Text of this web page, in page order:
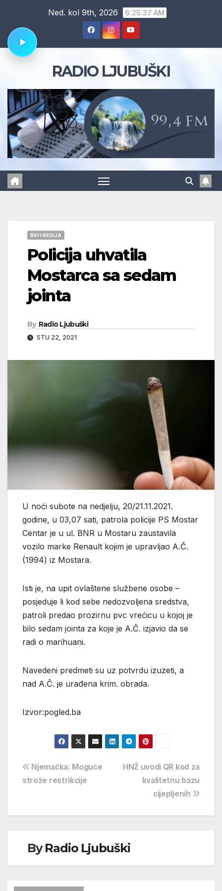
content
Ned. kol 9th, 2026 6:25:38 AM
RADIO LJUBUŠKI
BIH I REGIJA
Policija uhvatila
Mostarca sa sedam
jointa
By Radio Ljubuški
STU 22, 2021
U noći subote na nedjelju, 20/21.11.2021.
godine, u 03,07 sati, patrola policije PS Mostar
Centar je u ul. BNR u Mostaru zaustavila
vozilo marke Renault kojim je upravljao A.Č.
(1994) iz Mostara.
Isti je, na upit ovlaštene službene osobe –
posjeduje li kod sebe nedozvoljena sredstva,
patroli predao prozirnu pvc vrećicu u kojoj je
bilo sedam jointa za koje je A.Č. izjavio da se
radi o marihuani.
Navedeni predmeti su uz potvrdu izuzeti, a
nad A.Č. je urađena krim. obrada.
Izvor:pogled.ba
Navigacija
HNŽ uvodi QR kod za
kvalitetnu bazu
cijepljenih
Njemačka: Moguće
strože restrikcije
ByRadio Ljubuški